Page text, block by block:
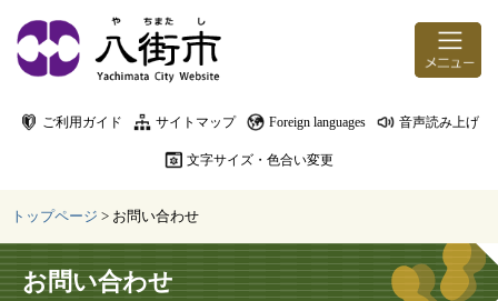
ご利用ガイド サイトマップ Foreign languages 音声読み上げ
文字サイズ・色合い変更
トップページ > お問い合わせ
本文
お問い合わせ